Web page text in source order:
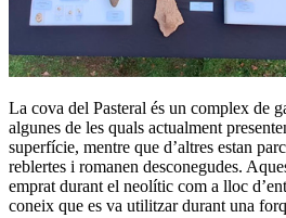
La cova del Pasteral és un complex de
algunes de les quals actualment
superfície, mentre que d’altres estan
reblertes i romanen desconegudes.
emprat durant el neolític com a lloc
coneix que es va utilitzar durant una